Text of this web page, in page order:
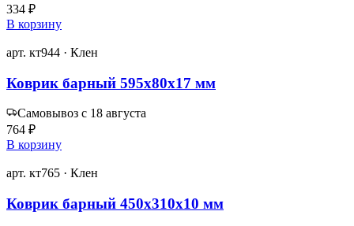
334 ₽
В корзину
арт. кт944 · Клен
Коврик барный 595х80х17 мм
Самовывоз с 18 августа
764 ₽
В корзину
арт. кт765 · Клен
Коврик барный 450х310х10 мм